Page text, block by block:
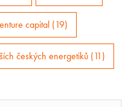
capital (19)
českých energetiků (11)